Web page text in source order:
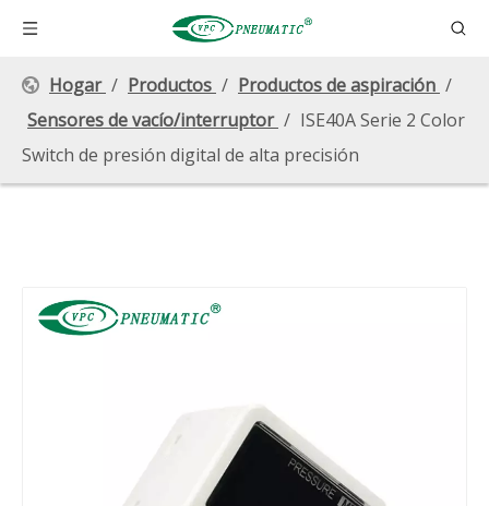
Hogar / Productos / Productos de aspiración /
Sensores de vacío/interruptor / ISE40A Serie 2 Color
Switch de presión digital de alta precisión